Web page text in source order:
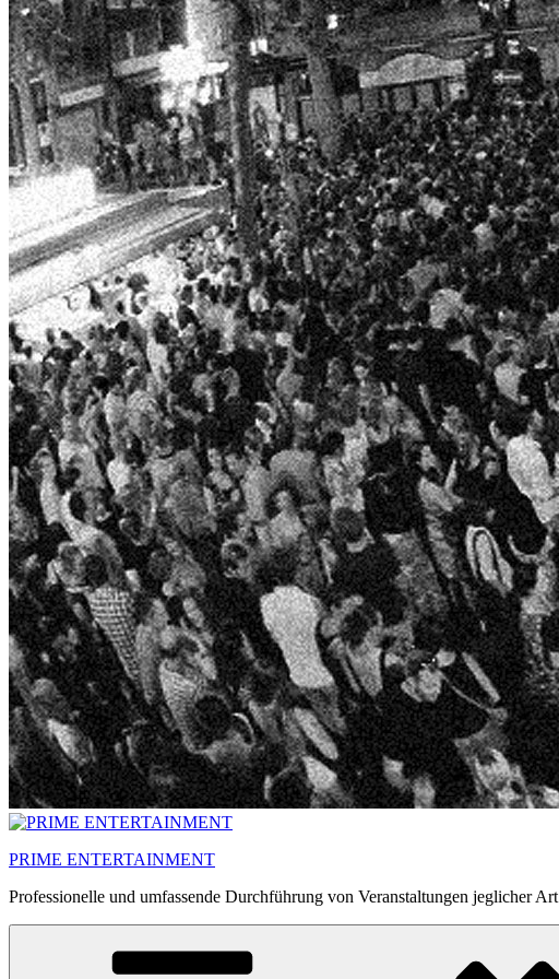
PRIME ENTERTAINMENT
Professionelle und umfassende Durchführung von Veranstaltungen jeglicher Art